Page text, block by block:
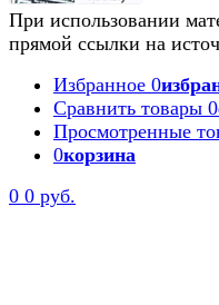
При использовании
прямой ссылки на
Избранное 0
Сравнить товары 0
Просмотренные
0корзина
0 0 руб.